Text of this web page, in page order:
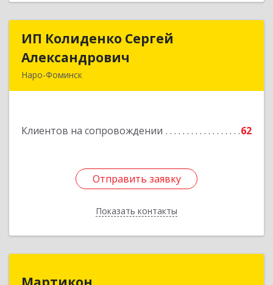
ИП Колиденко Сергей
Александрович
Наро-Фоминск
Клиентов на сопровождении 62
Отправить заявку
Показать контакты
ИП Колиденко Сергей
Отправить заявку
Назад